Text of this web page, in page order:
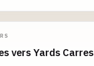
vers Yards Carres